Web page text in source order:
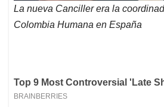
La nueva Canciller era la
Colombia Humana en España